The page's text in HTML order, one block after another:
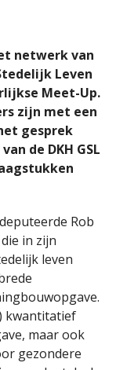
netwerk van
Leven
Meet-Up.
zijn met een
gesprek
de DKH GSL
Rob
in zijn
leven
kwantitatief
maar ook
gezondere